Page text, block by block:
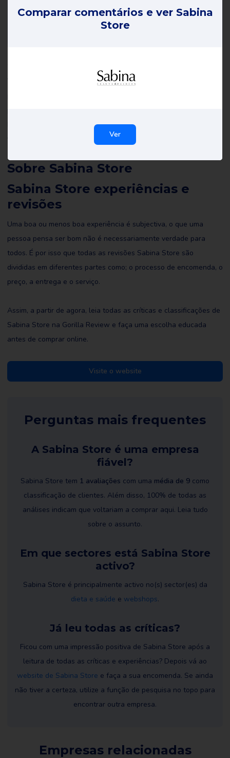
Todas as críticas de Sabina Store on Review Gorilla são escritas
Leia todas as resenhas de Sabina Store e talvez até escreva
você mesmo uma para ajudar os outros a fazer a escolha certa.
Sobre Sabina Store
Sabina Store experiências e
revisões
Uma boa ou menos boa experiência é subjectiva, o que uma
pessoa pensa ser bom não é necessariamente verdade para
todos. É por isso que todas as revisões Sabina Store são
divididas em diferentes partes como; o processo de encomenda, o
preço, a entrega e o serviço.
Assim, a partir de agora, leia todas as críticas e classificações de
Sabina Store na Gorilla Review e faça uma escolha educada
antes de comprar online.
Visite o website
Perguntas mais frequentes
A Sabina Store é uma empresa
fiável?
Sabina Store tem 1 avaliações com uma média de 9 como
classificação de clientes. Além disso, 100% de todas as
análises indicam que voltariam a comprar aqui. Leia tudo
sobre o assunto.
Em que sectores está Sabina Store
activo?
Sabina Store é principalmente activo no(s) sector(es) da
dieta e saúde e webshops.
Já leu todas as críticas?
Ficou com uma impressão positiva de Sabina Store após a
leitura de todas as críticas e experiências? Depois vá ao
website de Sabina Store e faça a sua encomenda. Se ainda
não tiver a certeza, utilize a função de pesquisa no topo para
encontrar outra empresa.
Empresas relacionadas
Comparar comentários e ver Sabina
Store
Ver